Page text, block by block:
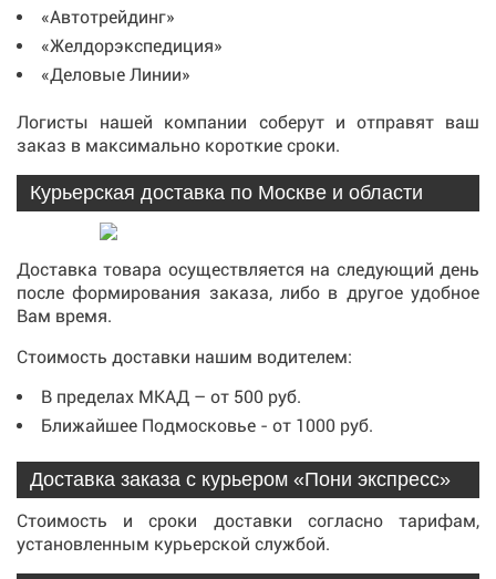
«Автотрейдинг»
«Желдорэкспедиция»
«Деловые Линии»
Логисты нашей компании соберут и отправят ваш
заказ в максимально короткие сроки.
Курьерская доставка по Москве и области
Доставка товара осуществляется на следующий день
после формирования заказа, либо в другое удобное
Вам время.
Стоимость доставки нашим водителем:
В пределах МКАД – от 500 руб.
Ближайшее Подмосковье - от 1000 руб.
Доставка заказа с курьером «Пони экспресс»
Стоимость и сроки доставки согласно тарифам,
установленным курьерской службой.